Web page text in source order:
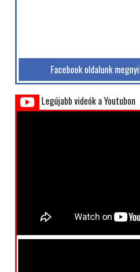
Facebook oldalunk
Legújabb videók a Youtubon